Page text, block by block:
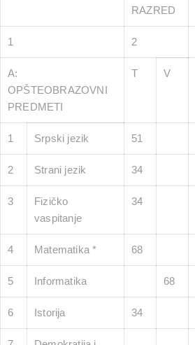
RAZRED
1 2
A:
OPŠTEOBRAZOVNI
PREDMETI
T V
1 Srpski jezik 51
2 Strani jezik 34
3
Fizičko
vaspitanje
34
4 Matematika * 68
5 Informatika 68
6 Istorija 34